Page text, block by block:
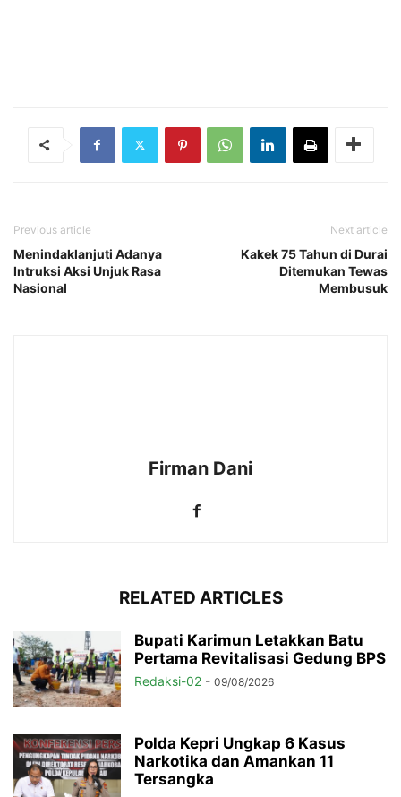
Previous article
Menindaklanjuti Adanya
Intruksi Aksi Unjuk Rasa
Nasional
Next article
Kakek 75 Tahun di Durai
Ditemukan Tewas
Membusuk
Firman Dani
RELATED ARTICLES
Bupati Karimun Letakkan Batu
Pertama Revitalisasi Gedung BPS
Redaksi-02 - 09/08/2026
Polda Kepri Ungkap 6 Kasus
Narkotika dan Amankan 11
Tersangka